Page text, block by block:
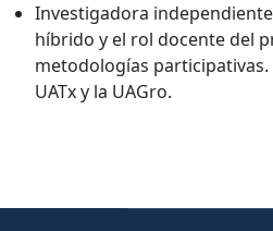
Investigadora
híbrido y el rol docente del
metodologías
UATx y la UAGro.